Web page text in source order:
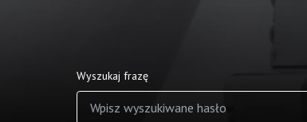
Wyszukaj frazę